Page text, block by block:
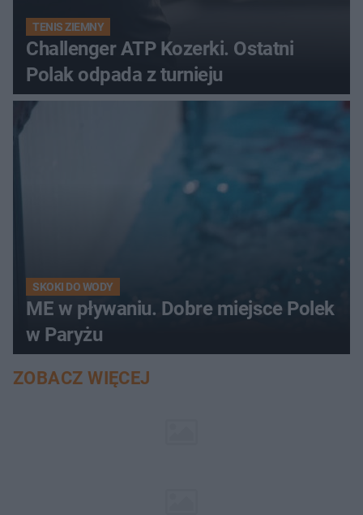
TENIS ZIEMNY
Challenger ATP Kozerki. Ostatni
Polak odpada z turnieju
SKOKI DO WODY
ME w pływaniu. Dobre miejsce Polek
w Paryżu
ZOBACZ WIĘCEJ